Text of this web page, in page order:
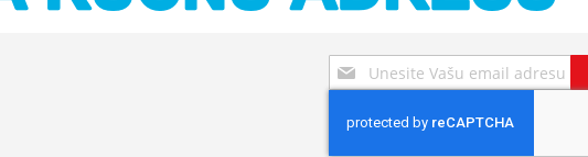
Sign
Up
Our
Newsletter: